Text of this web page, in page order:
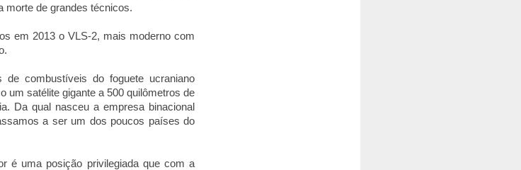
morte de grandes técnicos.
em 2013 o VLS-2, mais moderno com
combustíveis do foguete ucraniano
um satélite gigante a 500 quilômetros de
Da qual nasceu a empresa binacional
a ser um dos poucos países do
é uma posição privilegiada que com a